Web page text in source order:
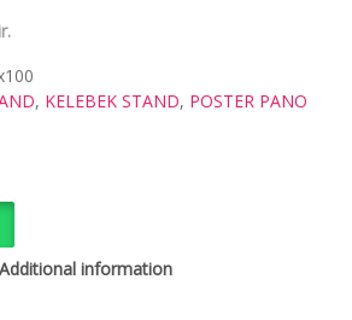
, KELEBEK STAND, POSTER PANO
Additional information